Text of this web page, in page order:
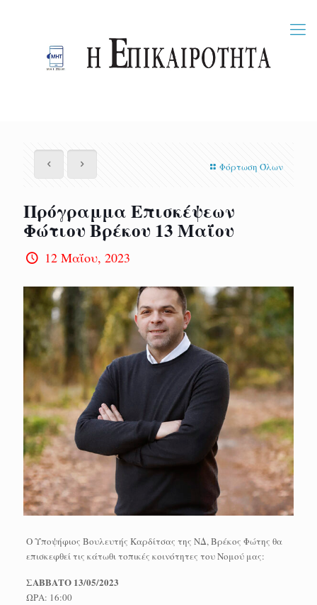
Φόρτωση Όλων
Πρόγραμμα Επισκέψεων
Φώτιου Βρέκου 13 Μαΐου
12 Μαΐου, 2023
Ο Υποψήφιος Βουλευτής Καρδίτσας της ΝΔ, Βρέκος Φώτης θα
επισκεφθεί τις κάτωθι τοπικές κοινότητες του Νομού μας:
ΣΑΒΒΑΤΟ 13/05/2023
ΩΡΑ: 16:00